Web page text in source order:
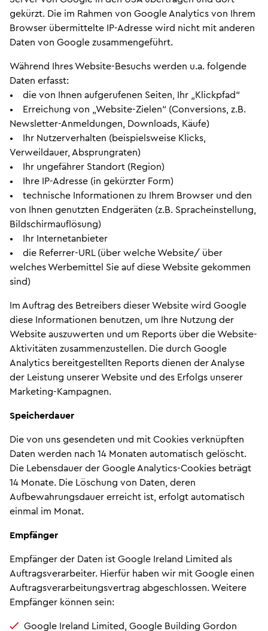
gekürzt. Die im Rahmen von Google Analytics von Ihrem
Browser übermittelte IP-Adresse wird nicht mit anderen
Daten von Google zusammengeführt.
Während Ihres Website-Besuchs werden u.a. folgende
Daten erfasst:
• die von Ihnen aufgerufenen Seiten, Ihr „Klickpfad“
• Erreichung von „Website-Zielen“ (Conversions, z.B.
Newsletter-Anmeldungen, Downloads, Käufe)
• Ihr Nutzerverhalten (beispielsweise Klicks,
Verweildauer, Absprungraten)
• Ihr ungefährer Standort (Region)
• Ihre IP-Adresse (in gekürzter Form)
• technische Informationen zu Ihrem Browser und den
von Ihnen genutzten Endgeräten (z.B. Spracheinstellung,
Bildschirmauflösung)
• Ihr Internetanbieter
• die Referrer-URL (über welche Website/ über
welches Werbemittel Sie auf diese Website gekommen
sind)
Im Auftrag des Betreibers dieser Website wird Google
diese Informationen benutzen, um Ihre Nutzung der
Website auszuwerten und um Reports über die Website-
Aktivitäten zusammenzustellen. Die durch Google
Analytics bereitgestellten Reports dienen der Analyse
der Leistung unserer Website und des Erfolgs unserer
Marketing-Kampagnen.
Speicherdauer
Die von uns gesendeten und mit Cookies verknüpften
Daten werden nach 14 Monaten automatisch gelöscht.
Die Lebensdauer der Google Analytics-Cookies beträgt
14 Monate. Die Löschung von Daten, deren
Aufbewahrungsdauer erreicht ist, erfolgt automatisch
einmal im Monat.
Empfänger
Empfänger der Daten ist Google Ireland Limited als
Auftragsverarbeiter. Hierfür haben wir mit Google einen
Auftragsverarbeitungsvertrag abgeschlossen. Weitere
Empfänger können sein:
Google Ireland Limited, Google Building Gordon